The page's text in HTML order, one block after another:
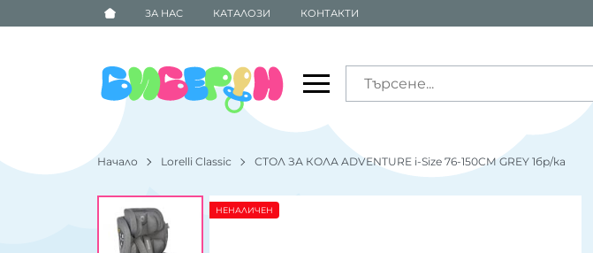
ЗА НАС КАТАЛОЗИ КОНТАКТИ
Начало Lorelli Classic СТОЛ ЗА КОЛА ADVENTURE i-Size 76-150CM GREY 1бр/ка
НЕНАЛИЧЕН